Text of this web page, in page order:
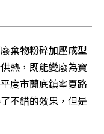
棄物粉碎加壓成型
熱，既能變廢為寶
度市蘭底鎮寧夏路
不錯的效果，但是